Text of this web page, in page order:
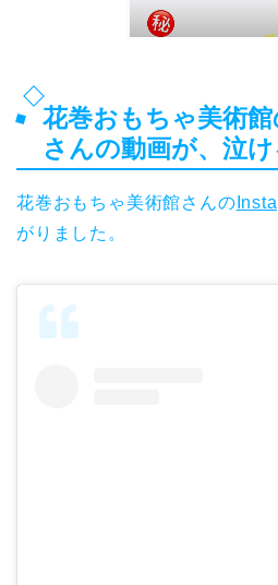
花巻おもちゃ美術
さんの動画が、泣け
花巻おもちゃ美術館さんの
がりました。